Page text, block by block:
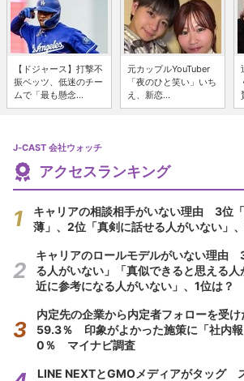
【ドジャース】打撃不
振ベッツ、低迷のチー
ムで「最も懸念...
元カップルYouTuber
「夜のひと笑い」いち
え、新恋...
J-CAST 会社ウォッチ
アクセスランキング
キャリアの相談相手がいない理由 3位
薄」、2位「真剣に話せる人がいない」
キャリアのロールモデルがいない理由
る人がいない」「真似できると思える
近に参考になる人がいない」、1位は？
内定先の企業から内定者フォローを受
59.3％ 印象がよかった施策に「社内
0％ マイナビ調査
LINE NEXTとGMOメディアがタッグ